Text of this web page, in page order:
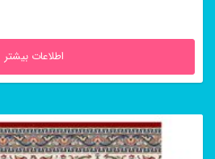
اطلاعات بیشتر